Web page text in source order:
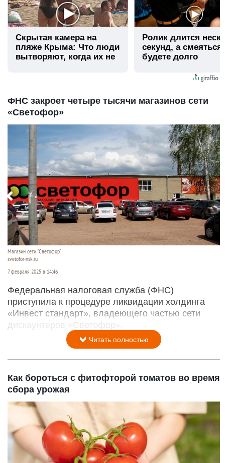
Скрытая камера на
пляже Крыма: Что люди
вытворяют, когда их не
Ролик длится
секунд, а
будете долго
ФНС закроет четыре тысячи магазинов сети
«Светофор»
Магазин сети "Светофор".
svetofor-nsk.ru
7 февраля 2025 в 14:46
Федеральная налоговая служба (ФНС)
приступила к процедуре ликвидации холдинга
«Инвест стандарт», владеющего частью сети
дискаунтеров «Светофор».
Читать полностью
Как бороться с фитофторой томатов во время
сбора урожая